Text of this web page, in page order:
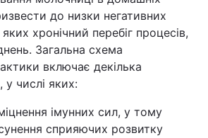
до низки негативних
хронічний перебіг процесів,
Загальна схема
включає декілька
у числі яких:
імунних сил, у тому
сприяючих розвитку